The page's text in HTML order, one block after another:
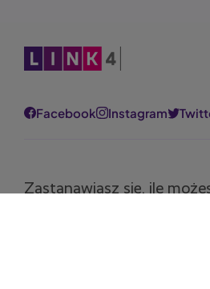
Obraz
Facebook Instagram
Zastanawiasz się, ile